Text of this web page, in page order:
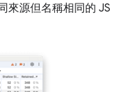
來源但名稱相同的 JS